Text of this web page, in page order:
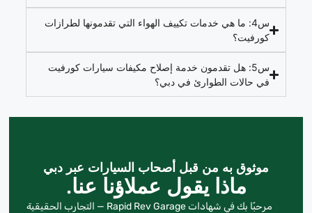
س4: ما هي خدمات تكييف الهواء التي تقدمونها لطرازات
كورفيت؟
س5: هل تقدمون خدمة إصلاح مكيفات سيارات كورفيت
في حالات الطوارئ في دبي؟
موثوق به من قبل أصحاب السيارات عبر دبي
ماذا يقول عملاؤنا عنا.
مرحبًا بك في شهادات Rapid Rev Garage — التجارب الحقيقية